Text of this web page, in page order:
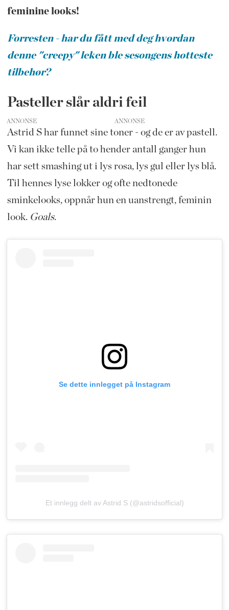
feminine looks!
Forresten - har du fått med deg hvordan
denne "creepy" leken ble sesongens hotteste
tilbehør?
Pasteller slår aldri feil
ANNONSE
Astrid S har funnet sine toner - og de er av pastell.
Vi kan ikke telle på to hender antall ganger hun
har sett smashing ut i lys rosa, lys gul eller lys blå.
Til hennes lyse lokker og ofte nedtonede
sminkelooks, oppnår hun en uanstrengt, feminin
look. Goals.
Se dette innlegget på Instagram
Et innlegg delt av Astrid S (@astridsofficial)